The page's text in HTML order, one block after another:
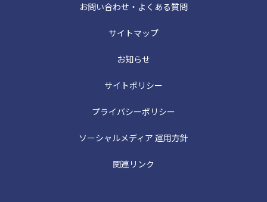
お問い合わせ・よくある質問
サイトマップ
お知らせ
サイトポリシー
プライバシーポリシー
ソーシャルメディア 運用方針
関連リンク